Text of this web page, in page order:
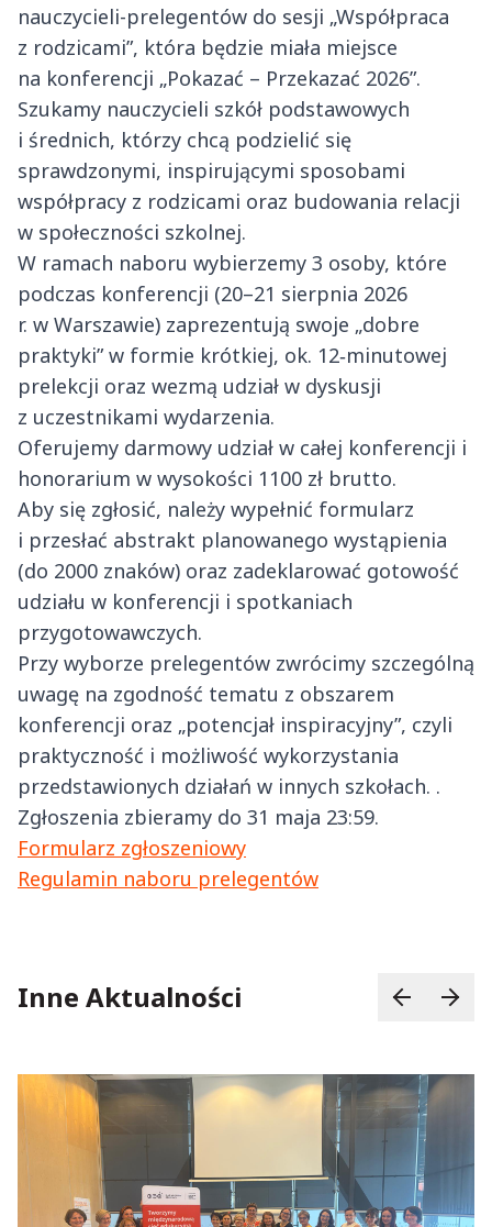
nauczycieli-prelegentów do sesji „Współpraca
z rodzicami”, która będzie miała miejsce
na konferencji „Pokazać – Przekazać 2026”.
Szukamy nauczycieli szkół podstawowych
i średnich, którzy chcą podzielić się
sprawdzonymi, inspirującymi sposobami
współpracy z rodzicami oraz budowania relacji
w społeczności szkolnej.
W ramach naboru wybierzemy 3 osoby, które
podczas konferencji (20–21 sierpnia 2026
r. w Warszawie) zaprezentują swoje „dobre
praktyki” w formie krótkiej, ok. 12‑minutowej
prelekcji oraz wezmą udział w dyskusji
z uczestnikami wydarzenia.
Oferujemy darmowy udział w całej konferencji i
honorarium w wysokości 1100 zł brutto.
Aby się zgłosić, należy wypełnić formularz
i przesłać abstrakt planowanego wystąpienia
(do 2000 znaków) oraz zadeklarować gotowość
udziału w konferencji i spotkaniach
przygotowawczych.
Przy wyborze prelegentów zwrócimy szczególną
uwagę na zgodność tematu z obszarem
konferencji oraz „potencjał inspiracyjny”, czyli
praktyczność i możliwość wykorzystania
przedstawionych działań w innych szkołach. .
Zgłoszenia zbieramy do 31 maja 23:59.
Formularz zgłoszeniowy
Regulamin naboru prelegentów
Inne Aktualności